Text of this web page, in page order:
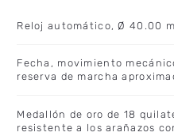
Reloj automático, Ø 40.00
Fecha, movimiento
reserva de marcha
Medallón de oro de 18
resistente a los arañazos